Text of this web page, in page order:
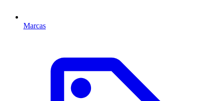
Marcas